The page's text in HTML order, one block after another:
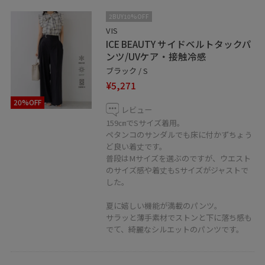
20%OFF
2BUY10%OFF
VIS
ICE BEAUTY サイドベルトタックパ
ンツ/UVケア・接触冷感
ブラック / S
¥5,271
レビュー
159㎝でSサイズ着用。
ペタンコのサンダルでも床に付かずちょう
ど良い着丈です。
普段はMサイズを選ぶのですが、ウエスト
のサイズ感や着丈もSサイズがジャストで
した。
夏に嬉しい機能が満載のパンツ。
サラッと薄手素材でストンと下に落ち感も
でて、綺麗なシルエットのパンツです。